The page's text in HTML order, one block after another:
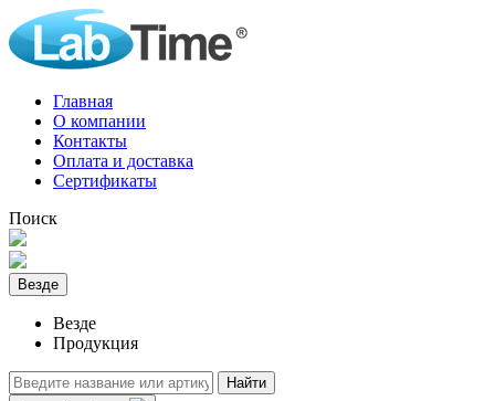
Главная
О компании
Контакты
Оплата и доставка
Сертификаты
Поиск
Везде
Везде
Продукция
Найти